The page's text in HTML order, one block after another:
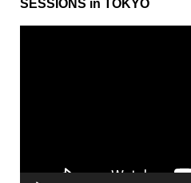
SESSIONS in TOKYO